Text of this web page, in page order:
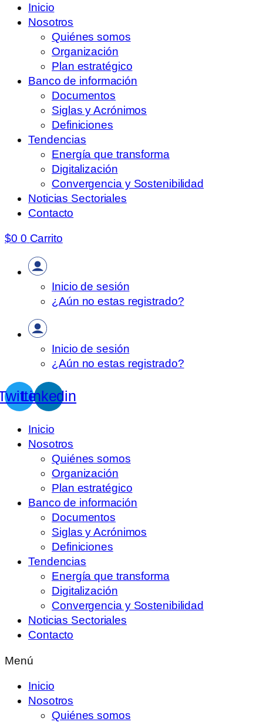
Inicio
Nosotros
Quiénes somos
Organización
Plan estratégico
Banco de información
Documentos
Siglas y Acrónimos
Definiciones
Tendencias
Energía que transforma
Digitalización
Convergencia y Sostenibilidad
Noticias Sectoriales
Contacto
$0 0 Carrito
Inicio de sesión
¿Aún no estas registrado?
Inicio de sesión
¿Aún no estas registrado?
Linkedin
Inicio
Nosotros
Quiénes somos
Organización
Plan estratégico
Banco de información
Documentos
Siglas y Acrónimos
Definiciones
Tendencias
Energía que transforma
Digitalización
Convergencia y Sostenibilidad
Noticias Sectoriales
Contacto
Menú
Inicio
Nosotros
Quiénes somos